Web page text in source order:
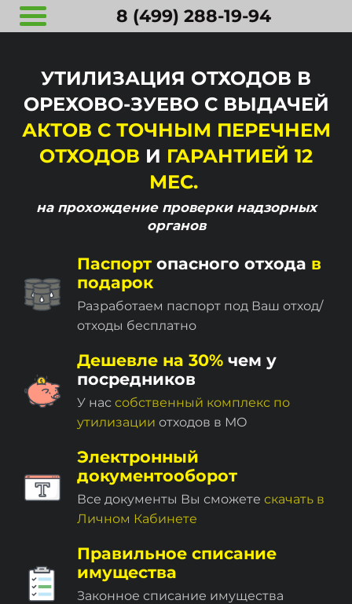
8 (499) 288-19-94
УТИЛИЗАЦИЯ ОТХОДОВ В
ОРЕХОВО-ЗУЕВО С ВЫДАЧЕЙ
АКТОВ С ТОЧНЫМ ПЕРЕЧНЕМ
ОТХОДОВ И ГАРАНТИЕЙ 12
МЕС.
на прохождение проверки надзорных
органов
Паспорт опасного отхода в
подарок
Разработаем паспорт под Ваш отход/
отходы бесплатно
Дешевле на 30% чем у
посредников
У нас собственный комплекc по
утилизации отходов в МО
Электронный
документооборот
Все документы Вы сможете скачать в
Личном Кабинете
Правильное списание
имущества
Законное списание имущества